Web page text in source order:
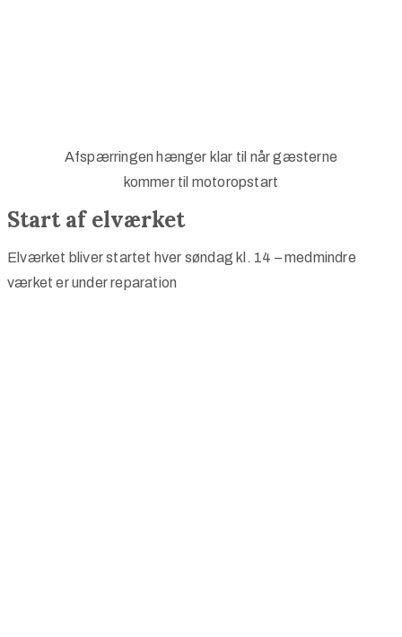
Afspærringen hænger klar til når gæsterne
kommer til motoropstart
Start af elværket
Elværket bliver startet hver søndag kl. 14 – medmindre
værket er under reparation